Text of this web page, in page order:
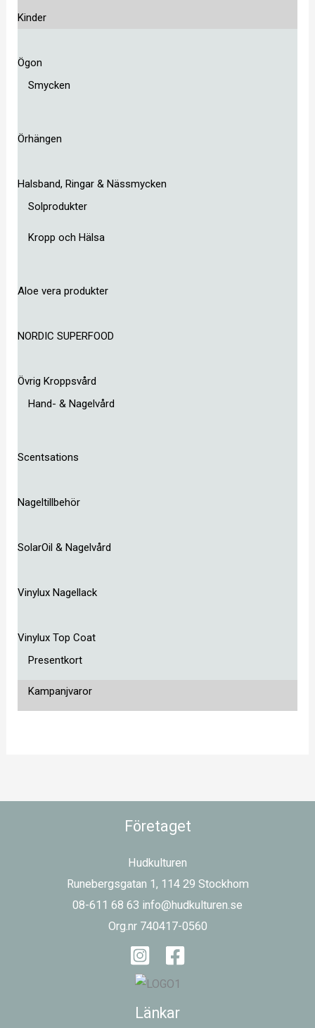
Kinder
Ögon
Smycken
Örhängen
Halsband, Ringar & Nässmycken
Solprodukter
Kropp och Hälsa
Aloe vera produkter
NORDIC SUPERFOOD
Övrig Kroppsvård
Hand- & Nagelvård
Scentsations
Nageltillbehör
SolarOil & Nagelvård
Vinylux Nagellack
Vinylux Top Coat
Presentkort
Kampanjvaror
Företaget
Hudkulturen
Runebergsgatan 1, 114 29 Stockhom
08-611 68 63 info@hudkulturen.se
Org.nr 740417-0560
Länkar